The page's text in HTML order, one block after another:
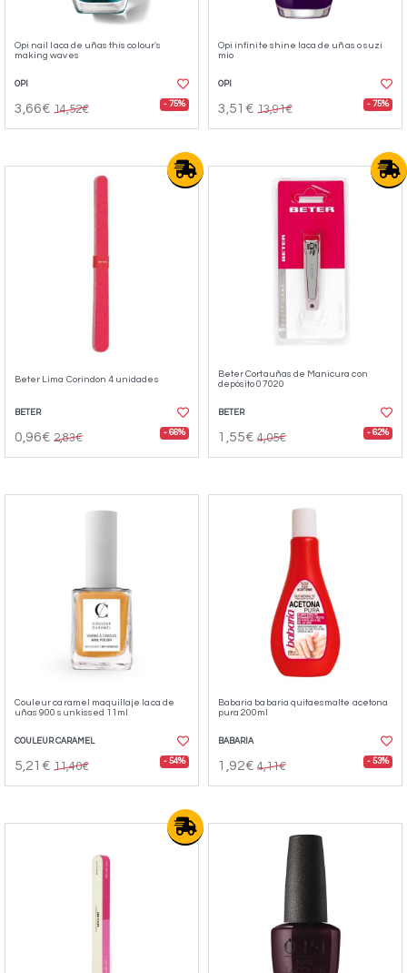
Opi nail laca de uñas this colour's
making waves
OPI
3,66€ 14,52€ - 75%
Opi infinite shine laca de uñas o suzi
mio
OPI
3,51€ 13,91€ - 75%
Beter Lima Corindon 4 unidades
BETER
0,96€ 2,83€ - 66%
Beter Cortauñas de Manicura con
depósito 07020
BETER
1,55€ 4,05€ - 62%
Couleur caramel maquillaje laca de
uñas 900 sunkissed 11ml
COULEUR CARAMEL
5,21€ 11,40€ - 54%
Babaria babaria quitaesmalte acetona
pura 200ml
BABARIA
1,92€ 4,11€ - 53%